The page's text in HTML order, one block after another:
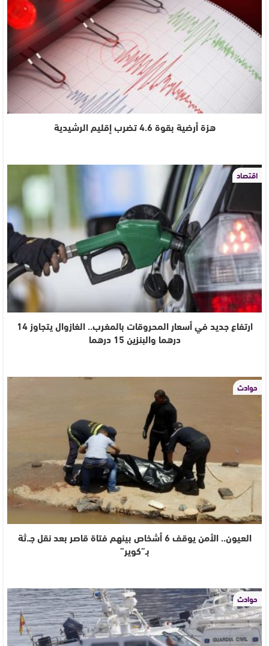
هزة أرضية بقوة 4.6 تضرب إقليم الرشيدية
اقتصاد
ارتفاع جديد في أسعار المحروقات بالمغرب.. الغازوال يتجاوز 14
درهما والبنزين 15 درهما
حوادث
العيون.. الأمن يوقف 6 أشخاص بينهم فتاة قاصر بعد نقل جـ.ثة
بـ”كوير”
حوادث